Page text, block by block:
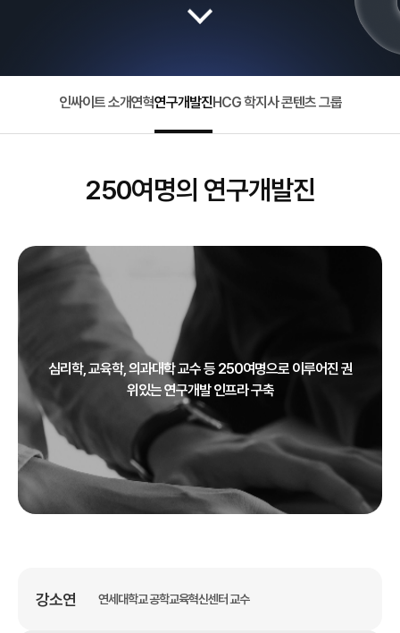
인싸이트 소개연혁연구개발진HCG 학지사 콘텐츠 그룹
250여명의 연구개발진
심리학, 교육학, 의과대학 교수 등 250여명으로 이루어진 권
위있는 연구개발 인프라 구축
강소연 연세대학교 공학교육혁신센터 교수